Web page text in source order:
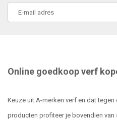
Online goedkoop verf
Keuze uit A-merken verf en dat tegen
producten profiteer je bovendien